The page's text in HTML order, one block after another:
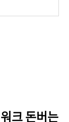
크 돈버는